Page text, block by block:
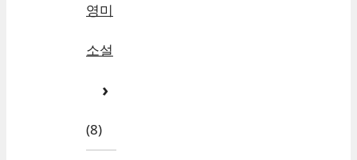
영미
소설
(8)